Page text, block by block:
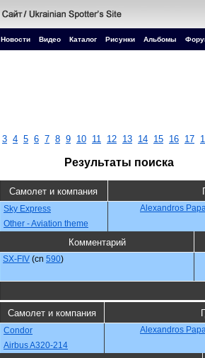
Новости Видео Каталог Рисунки Альбомы
3 4 5 6 7 8 9 10 11 12 13 14 15 16 17
Результаты поиска
Самолет и компания
Sky Express
Alexandros
Other - Aviation theme
Комментарий
SX-FIV (cn 590)
Самолет и компания
Condor
Alexandros
Airbus A320-214